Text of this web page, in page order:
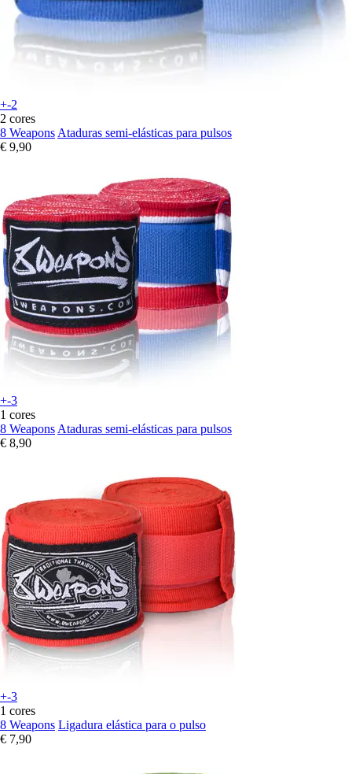
+-2
2 cores
8 Weapons Ataduras semi-elásticas para pulsos
€ 9,90
+-3
1 cores
8 Weapons Ataduras semi-elásticas para pulsos
€ 8,90
+-3
1 cores
8 Weapons Ligadura elástica para o pulso
€ 7,90